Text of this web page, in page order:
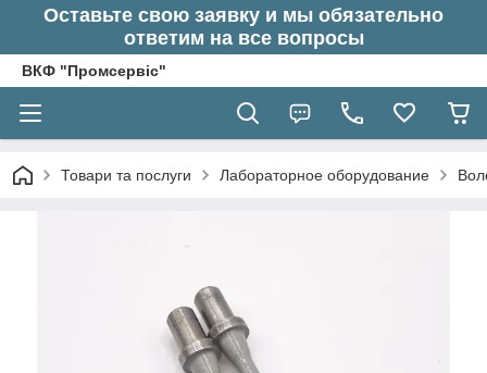
Оставьте свою заявку и мы обязательно
ответим на все вопросы
ВКФ "Промсервіс"
Товари та послуги Лабораторное оборудование